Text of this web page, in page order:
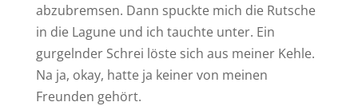
abzubremsen. Dann spuckte mich die Rutsche
in die Lagune und ich tauchte unter. Ein
gurgelnder Schrei löste sich aus meiner Kehle.
Na ja, okay, hatte ja keiner von meinen
Freunden gehört.